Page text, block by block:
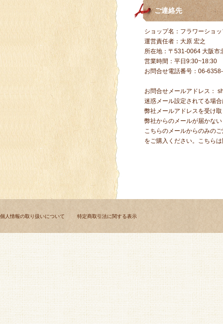
ご連絡先
ショップ名：フラワーショ
運営責任者：大原 宏之
所在地：〒531-0064 大阪
営業時間：平日9:30~18:30
お問合せ電話番号：06-
お問合せメールアドレス：
迷惑メール設定されてる場
弊社メールアドレスを受け
弊社からのメールが届かな
こちらのメールからのみの
をご購入ください。こちら
個人情報の取り扱いについて 特定商取引法に関する表示